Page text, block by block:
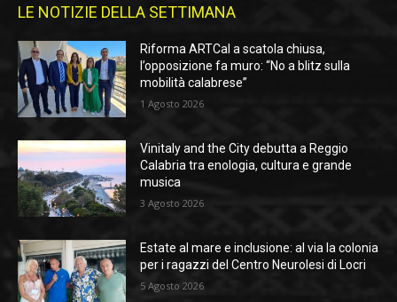
LE NOTIZIE DELLA SETTIMANA
Riforma ARTCal a scatola chiusa,
l’opposizione fa muro: “No a blitz sulla
mobilità calabrese”
1 Agosto 2026
Vinitaly and the City debutta a Reggio
Calabria tra enologia, cultura e grande
musica
3 Agosto 2026
Estate al mare e inclusione: al via la colonia
per i ragazzi del Centro Neurolesi di Locri
5 Agosto 2026